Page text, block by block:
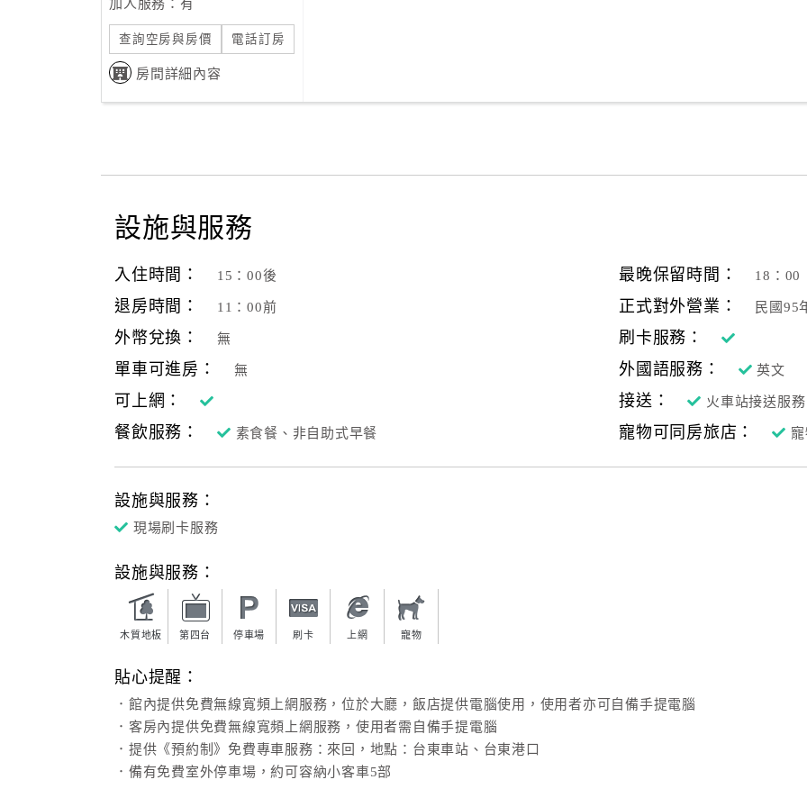
加人服務：有
查詢空房與房價 電話訂房
房間詳細內容
設施與服務
入住時間： 15：00後 最晚保留時間： 18：00
退房時間： 11：00前 正式對外營業： 民國95
外幣兌換： 無
刷卡服務：
單車可進房：
無 外國語服務： 英文
可上網： 接送： 火車站接送服務
餐飲服務： 素食餐、非自助式早餐 寵物可同房旅店：
設施與服務：
現場刷卡服務
設施與服務：
木質地板 第四台 停車場 刷卡 上網 寵物
貼心提醒：
．館內提供免費無線寬頻上網服務，位於大廳，飯店提供電腦使用，使用者亦可自備手提電腦
．客房內提供免費無線寬頻上網服務，使用者需自備手提電腦
．提供《預約制》免費專車服務：來回，地點：台東車站、台東港口
．備有免費室外停車場，約可容納小客車5部